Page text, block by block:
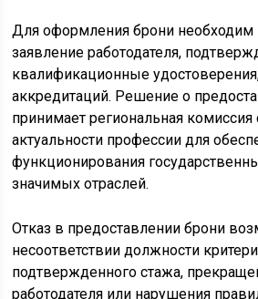
Для оформления брони необходим
заявление работодателя,
квалификационные
аккредитаций. Решение о
принимает региональная комиссия
актуальности профессии для
функционирования
значимых отраслей.
Отказ в предоставлении брони
несоответствии должности
подтвержденного стажа,
работодателя или нарушения